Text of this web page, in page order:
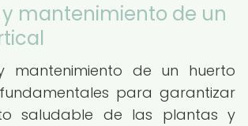
mantenimiento de un
mantenimiento de un huerto
para garantizar
saludable de las plantas y